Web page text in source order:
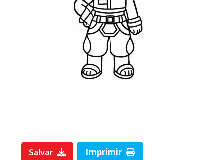
Salvar Imprimir